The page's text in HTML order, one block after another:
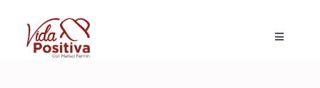
content
Toggle